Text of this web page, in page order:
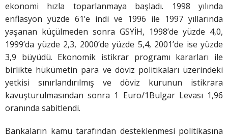
ekonomi hızla toparlanmaya başladı. 1998 yılında
enflasyon yüzde 61’e indi ve 1996 ile 1997 yıllarında
yaşanan küçülmeden sonra GSYİH, 1998’de yüzde 4,0,
1999’da yüzde 2,3, 2000’de yüzde 5,4, 2001’de ise yüzde
3,9 büyüdü. Ekonomik istikrar programı kararları ile
birlikte hükümetin para ve döviz politikaları üzerindeki
yetkisi sınırlandırılmış ve döviz kurunun istikrara
kavuşturulmasından sonra 1 Euro/1Bulgar Levası 1,96
oranında sabitlendi.
Bankaların kamu tarafından desteklenmesi politikasına